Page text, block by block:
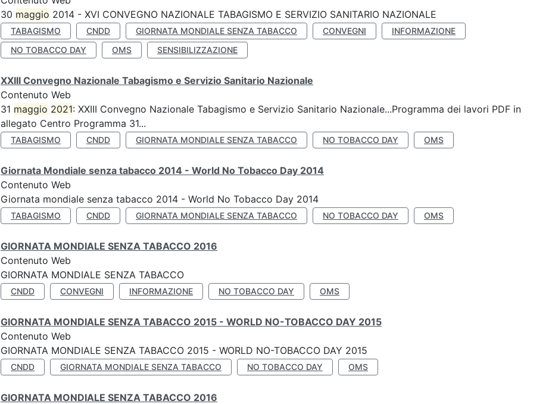
30 maggio 2014 - XVI CONVEGNO NAZIONALE TABAGISMO E SERVIZIO SANITARIO NAZIONALE
TABAGISMO CNDD GIORNATA MONDIALE SENZA TABACCO CONVEGNI
INFORMAZIONE
NO TOBACCO DAY
OMS SENSIBILIZZAZIONE
XXIII Convegno Nazionale Tabagismo e Servizio Sanitario Nazionale
Contenuto Web
31 maggio 2021: XXIII Convegno Nazionale Tabagismo e Servizio Sanitario Nazionale...Programma dei lavori PDF in
allegato Centro Programma 31...
TABAGISMO CNDD GIORNATA MONDIALE SENZA TABACCO NO TOBACCO DAY OMS
Giornata Mondiale senza tabacco 2014 - World No Tobacco Day 2014
Contenuto Web
Giornata mondiale senza tabacco 2014 - World No Tobacco Day 2014
TABAGISMO CNDD GIORNATA MONDIALE SENZA TABACCO NO TOBACCO DAY OMS
GIORNATA MONDIALE SENZA TABACCO 2016
Contenuto Web
GIORNATA MONDIALE SENZA TABACCO
CNDD CONVEGNI INFORMAZIONE NO TOBACCO DAY OMS
GIORNATA MONDIALE SENZA TABACCO 2015 - WORLD NO-TOBACCO DAY 2015
Contenuto Web
GIORNATA MONDIALE SENZA TABACCO 2015 - WORLD NO-TOBACCO DAY 2015
CNDD GIORNATA MONDIALE SENZA TABACCO NO TOBACCO DAY OMS
GIORNATA MONDIALE SENZA TABACCO 2016